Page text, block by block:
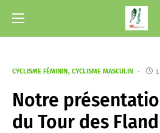
CYCLISME FÉMININ CYCLISME MASCULIN
Notre
du Tour des